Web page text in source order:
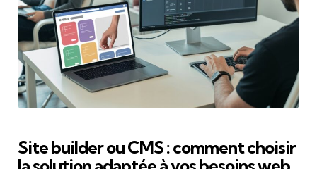
Site builder ou CMS : comment choisir